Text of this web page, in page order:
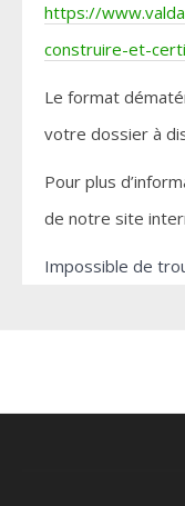
https://
construire-et-
Le format
votre dossier à
Pour plus
de notre site
Impossible de